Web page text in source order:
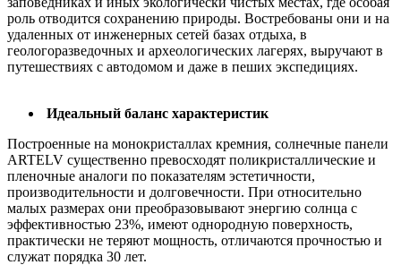
роль отводится сохранению природы. Востребованы они и на
удаленных от инженерных сетей базах отдыха, в
геологоразведочных и археологических лагерях, выручают в
путешествиях с автодомом и даже в пеших экспедициях.
Идеальный баланс характеристик
Построенные на монокристаллах кремния, солнечные панели
ARTELV существенно превосходят поликристаллические и
пленочные аналоги по показателям эстетичности,
производительности и долговечности. При относительно
малых размерах они преобразовывают энергию солнца с
эффективностью 23%, имеют однородную поверхность,
практически не теряют мощность, отличаются прочностью и
служат порядка 30 лет.